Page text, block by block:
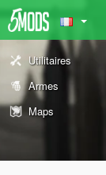
Utilitaires
Armes
Maps